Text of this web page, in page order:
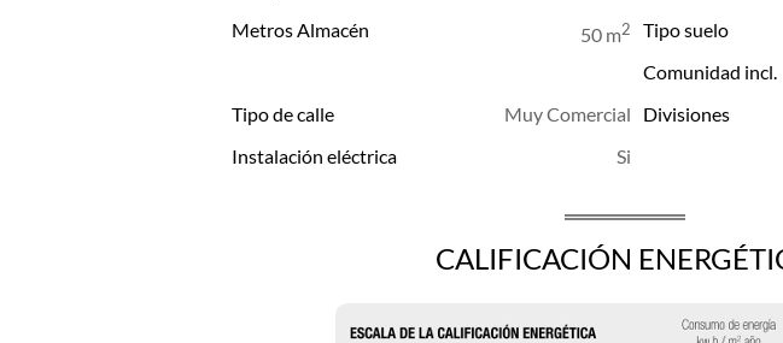
Metros Almacén
50 m2 Tipo suelo
Comunidad incl.
Tipo de calle
Muy Comercial
Divisiones
Instalación eléctrica
CALIFICACIÓN